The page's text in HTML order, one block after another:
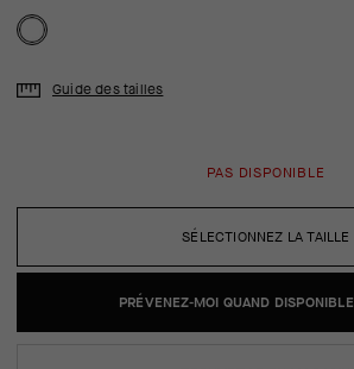
SÉLECTIONNEZ LA TAILLE
Guide des tailles
PAS DISPONIBLE
PRÉVENEZ-MOI QUAND DISPONIBLE